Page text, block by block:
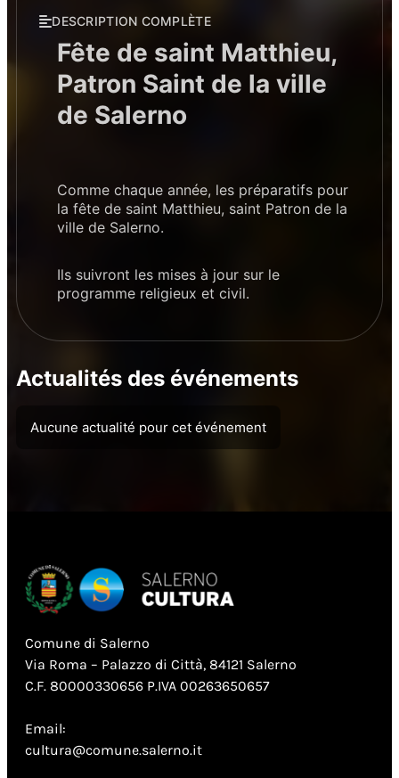
DESCRIPTION COMPLÈTE
Fête de saint Matthieu,
Patron Saint de la ville
de Salerno
Comme chaque année, les préparatifs pour
la fête de saint Matthieu, saint Patron de la
ville de Salerno.
Ils suivront les mises à jour sur le
programme religieux et civil.
Actualités des événements
Aucune actualité pour cet événement
Comune di Salerno
Via Roma – Palazzo di Città, 84121 Salerno
C.F. 80000330656 P.IVA 00263650657
Email:
cultura@comune.salerno.it